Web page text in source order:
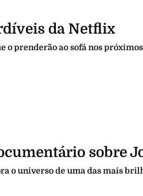
da Netflix
o prenderão ao sofá nos
sobre
o universo de uma das mais